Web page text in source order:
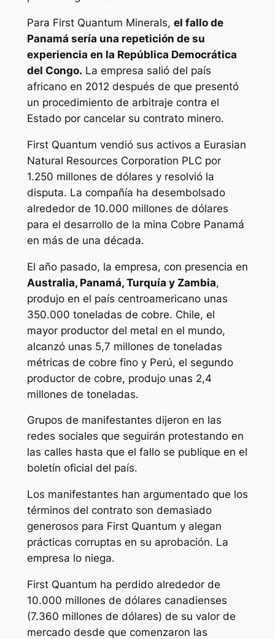
Para First Quantum Minerals, el fallo de
Panamá sería una repetición de su
experiencia en la República Democrática
del Congo. La empresa salió del país
africano en 2012 después de que presentó
un procedimiento de arbitraje contra el
Estado por cancelar su contrato minero.
First Quantum vendió sus activos a Eurasian
Natural Resources Corporation PLC por
1.250 millones de dólares y resolvió la
disputa. La compañía ha desembolsado
alrededor de 10.000 millones de dólares
para el desarrollo de la mina Cobre Panamá
en más de una década.
El año pasado, la empresa, con presencia en
Australia, Panamá, Turquía y Zambia,
produjo en el país centroamericano unas
350.000 toneladas de cobre. Chile, el
mayor productor del metal en el mundo,
alcanzó unas 5,7 millones de toneladas
métricas de cobre fino y Perú, el segundo
productor de cobre, produjo unas 2,4
millones de toneladas.
Grupos de manifestantes dijeron en las
redes sociales que seguirán protestando en
las calles hasta que el fallo se publique en el
boletín oficial del país.
Los manifestantes han argumentado que los
términos del contrato son demasiado
generosos para First Quantum y alegan
prácticas corruptas en su aprobación. La
empresa lo niega.
First Quantum ha perdido alrededor de
10.000 millones de dólares canadienses
(7.360 millones de dólares) de su valor de
mercado desde que comenzaron las